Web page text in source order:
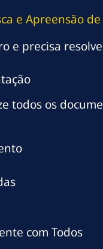
e Apreensão
e precisa
todos os
com Todos